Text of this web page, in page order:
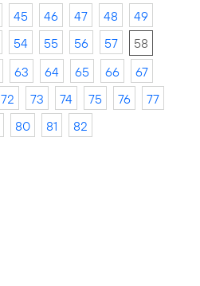
45 46 47 48
49
54 55 56 57
58
63 64 65 66
67
72 73 74 75 76
77
80 81 82